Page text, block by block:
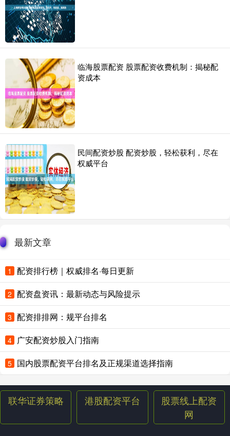
临海股票配资 股票配资收费机制：揭秘配
资成本
民间配资炒股 配资炒股，轻松获利，尽在
权威平台
最新文章
1 配资排行榜｜权威排名·每日更新
2 配资盘资讯：最新动态与风险提示
3 配资排排网：规平台排名
4 广安配资炒股入门指南
5 国内股票配资平台排名及正规渠道选择指南
联华证券策略 港股配资平台
股票线上配资
网